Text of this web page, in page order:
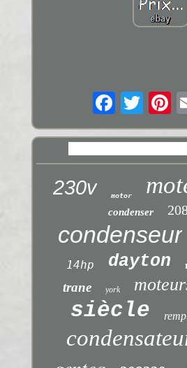
230v motor
condenser
condenseur
14hp dayton
trane york
siècle